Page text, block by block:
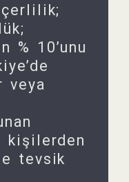
% 10’unu
veya
kişilerden
tevsik